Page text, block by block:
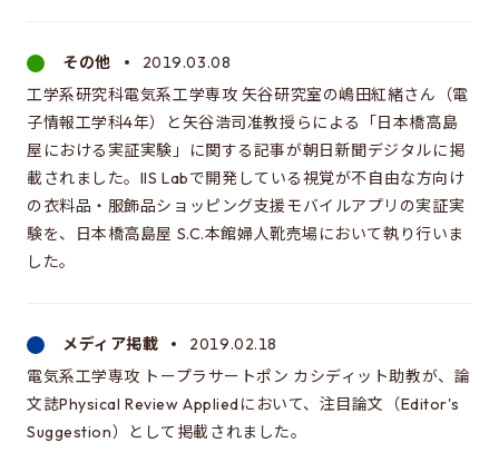
その他
2019.03.08
工学系研究科電気系工学専攻 矢谷研究室の嶋田紅緒さん（電
子情報工学科4年）と矢谷浩司准教授らによる「日本橋高島
屋における実証実験」に関する記事が朝日新聞デジタルに掲
載されました。IIS Labで開発している視覚が不自由な方向け
の衣料品・服飾品ショッピング支援モバイルアプリの実証実
験を、日本橋高島屋 S.C.本館婦人靴売場において執り行いま
した。
メディア掲載
2019.02.18
電気系工学専攻 トープラサートポン カシディット助教が、論
文誌Physical Review Appliedにおいて、注目論文（Editor's
Suggestion）として掲載されました。